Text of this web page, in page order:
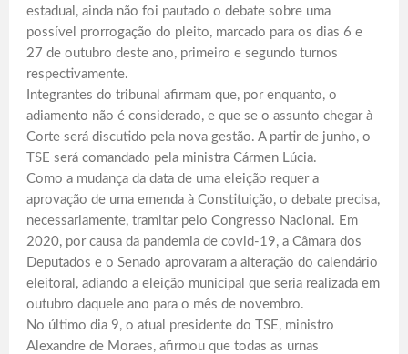
estadual, ainda não foi pautado o debate sobre uma
possível prorrogação do pleito, marcado para os dias 6 e
27 de outubro deste ano, primeiro e segundo turnos
respectivamente.
Integrantes do tribunal afirmam que, por enquanto, o
adiamento não é considerado, e que se o assunto chegar à
Corte será discutido pela nova gestão. A partir de junho, o
TSE será comandado pela ministra Cármen Lúcia.
Como a mudança da data de uma eleição requer a
aprovação de uma emenda à Constituição, o debate precisa,
necessariamente, tramitar pelo Congresso Nacional. Em
2020, por causa da pandemia de covid-19, a Câmara dos
Deputados e o Senado aprovaram a alteração do calendário
eleitoral, adiando a eleição municipal que seria realizada em
outubro daquele ano para o mês de novembro.
No último dia 9, o atual presidente do TSE, ministro
Alexandre de Moraes, afirmou que todas as urnas